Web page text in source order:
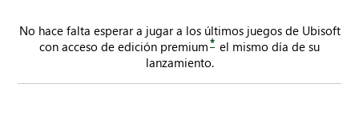
No hace falta esperar a jugar a los últimos juegos de Ubisoft
con acceso de edición premium * el mismo día de su
lanzamiento.